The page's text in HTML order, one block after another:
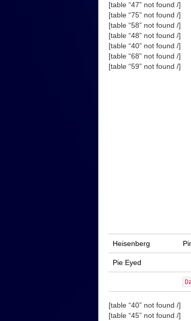
[table “47” not found /]
[table “75” not found /]
[table “58” not found /]
[table “48” not found /]
[table “40” not found /]
[table “68” not found /]
[table “59” not found /]
Heisenberg
Pie Eyed
[table “40” not found /]
[table “45” not found /]